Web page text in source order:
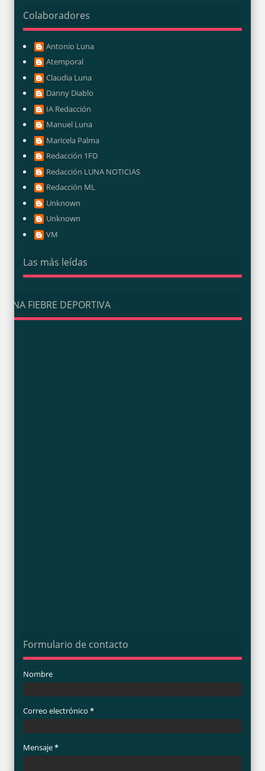
Colaboradores
Antonio Luna
Atemporal
Claudia Luna
Danny Diablo
IA Redacción
Manuel Luna
Maricela Palma
Redacción 1FD
Redacción LUNA NOTICIAS
Redacción ML
Unknown
Unknown
VM
Las más leídas
UNA FIEBRE DEPORTIVA
Formulario de contacto
Nombre
Correo electrónico *
Mensaje*